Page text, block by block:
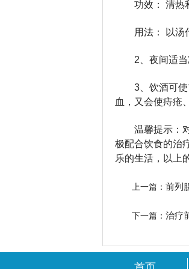
功效： 清热
用法： 以汤
2、夜间适
3、饮酒可
血，又会使痔疮
温馨提示：
极配合饮食的治
乐的生活，以上
上一篇： 前列
下一篇： 治疗